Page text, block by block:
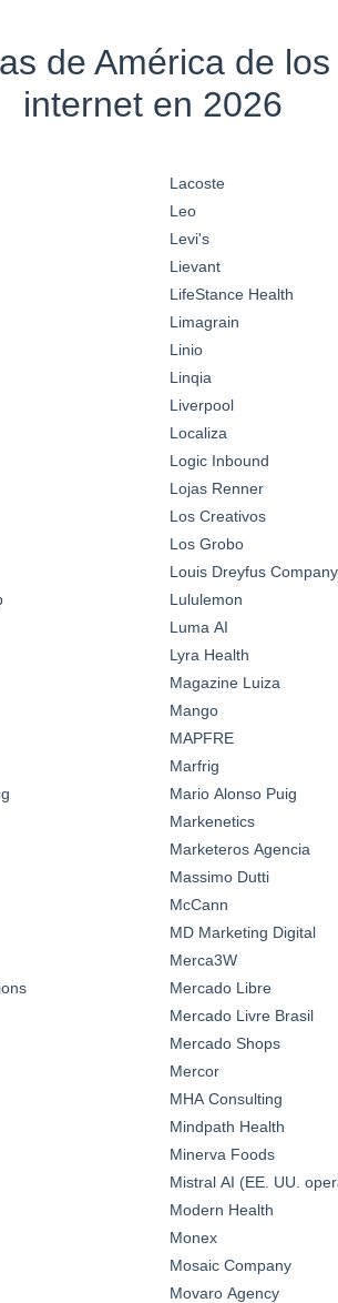
de América de
internet en 2026
Lacoste
Leo
Levi's
Lievant
LifeStance Health
Limagrain
Linio
Linqia
Liverpool
Localiza
Logic Inbound
Lojas Renner
Los Creativos
Los Grobo
Louis Dreyfus Company
Lululemon
Luma AI
Lyra Health
Magazine Luiza
Mango
MAPFRE
Marfrig
Mario Alonso Puig
Markenetics
Marketeros Agencia
Massimo Dutti
McCann
MD Marketing Digital
Merca3W
Mercado Libre
Mercado Livre Brasil
Mercado Shops
Mercor
MHA Consulting
Mindpath Health
Minerva Foods
Mistral AI (EE. UU.
Modern Health
Monex
Mosaic Company
Movaro Agency